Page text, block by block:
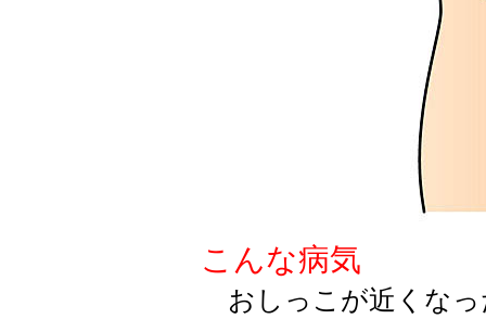
こんな病気
おしっこが近くなっ